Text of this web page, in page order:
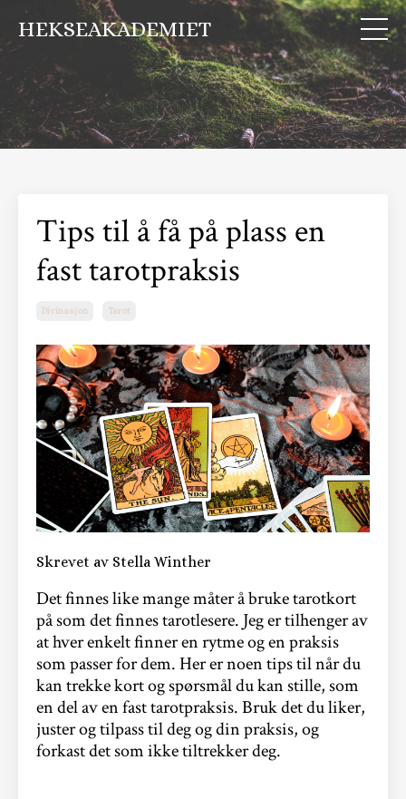
HEKSEAKADEMIET
Tips til å få på plass en
fast tarotpraksis
Divinasjon Tarot
Skrevet av Stella Winther
Det finnes like mange måter å bruke tarotkort
på som det finnes tarotlesere. Jeg er tilhenger av
at hver enkelt finner en rytme og en praksis
som passer for dem. Her er noen tips til når du
kan trekke kort og spørsmål du kan stille, som
en del av en fast tarotpraksis. Bruk det du liker,
juster og tilpass til deg og din praksis, og
forkast det som ikke tiltrekker deg.